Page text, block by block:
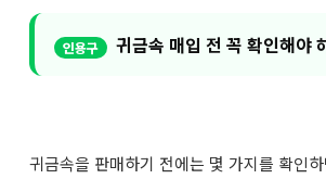
귀금속 매입 전 꼭 확인해야
귀금속을 판매하기 전에는 몇 가지를 확인